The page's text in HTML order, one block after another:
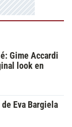
Gime Accardi
look en
Eva Bargiela